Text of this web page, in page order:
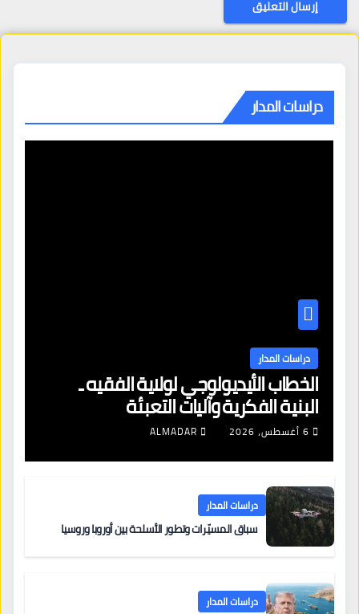
دراسات المدار
دراسات المدار
الخطاب الأيديولوجي لولاية الفقيه ـ
البنية الفكرية وآليات التعبئة
6 أغسطس، 2026 ALMADAR
دراسات المدار
سباق المسيّرات وتطور الأسلحة بين أوروبا وروسيا
دراسات المدار